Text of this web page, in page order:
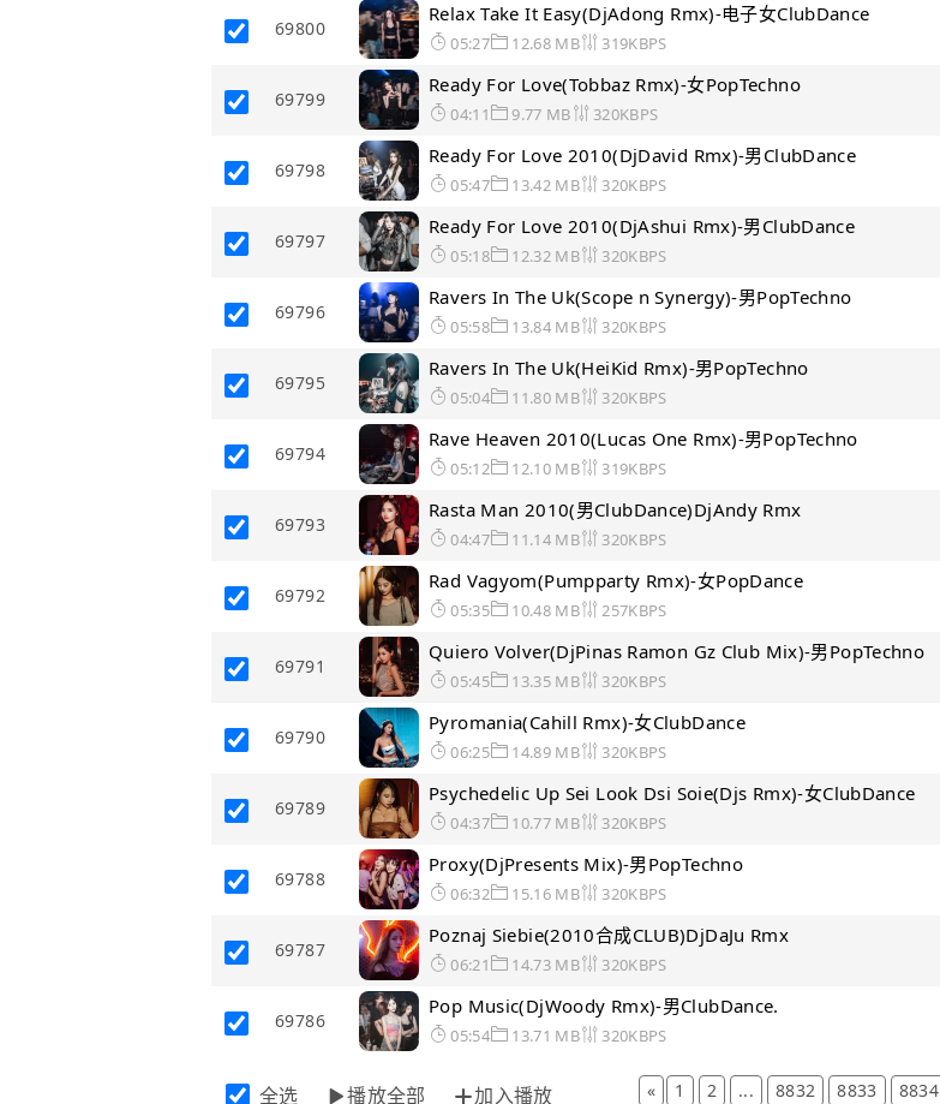
69800
Relax Take It Easy(DjAdong Rmx)-电子女ClubDance
05:27 12.68 MB 319KBPS
69799
Ready For Love(Tobbaz Rmx)-女PopTechno
04:11 9.77 MB 320KBPS
69798
Ready For Love 2010(DjDavid Rmx)-男ClubDance
05:47 13.42 MB 320KBPS
69797
Ready For Love 2010(DjAshui Rmx)-男ClubDance
05:18 12.32 MB 320KBPS
69796
Ravers In The Uk(Scope n Synergy)-男PopTechno
05:58 13.84 MB 320KBPS
69795
Ravers In The Uk(HeiKid Rmx)-男PopTechno
05:04 11.80 MB 320KBPS
69794
Rave Heaven 2010(Lucas One Rmx)-男PopTechno
05:12 12.10 MB 319KBPS
69793
Rasta Man 2010(男ClubDance)DjAndy Rmx
04:47 11.14 MB 320KBPS
69792
Rad Vagyom(Pumpparty Rmx)-女PopDance
05:35 10.48 MB 257KBPS
69791
Quiero Volver(DjPinas Ramon Gz Club Mix)-男PopTechno
05:45 13.35 MB 320KBPS
69790
Pyromania(Cahill Rmx)-女ClubDance
06:25 14.89 MB 320KBPS
69789
Psychedelic Up Sei Look Dsi Soie(Djs Rmx)-女ClubDance
04:37 10.77 MB 320KBPS
69788
Proxy(DjPresents Mix)-男PopTechno
06:32 15.16 MB 320KBPS
69787
Poznaj Siebie(2010合成CLUB)DjDaJu Rmx
06:21 14.73 MB 320KBPS
69786
Pop Music(DjWoody Rmx)-男ClubDance.
05:54 13.71 MB 320KBPS
全选 播放全部 加入播放 « 1 2 ... 8832 8833 8834